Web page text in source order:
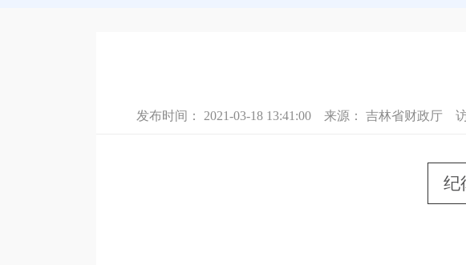
发布时间： 2021-03-18 13:41:00 来源： 吉林省财政厅
纪